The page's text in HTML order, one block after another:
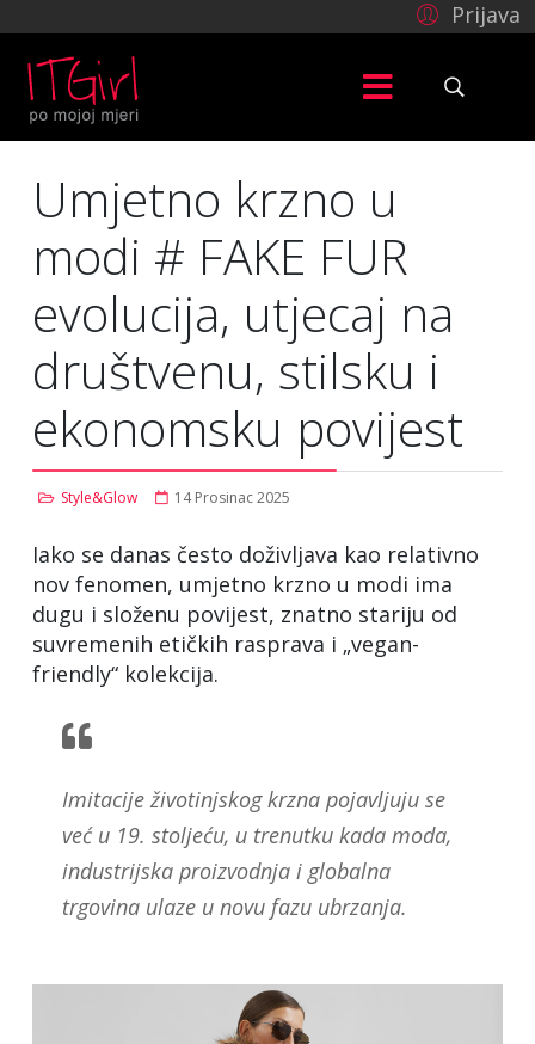
Prijava
Umjetno krzno u
modi # FAKE FUR
evolucija, utjecaj na
društvenu, stilsku i
ekonomsku povijest
Style&Glow 14 Prosinac 2025
Iako se danas često doživljava kao relativno
nov fenomen, umjetno krzno u modi ima
dugu i složenu povijest, znatno stariju od
suvremenih etičkih rasprava i „vegan-
friendly“ kolekcija.
Imitacije životinjskog krzna pojavljuju se
već u 19. stoljeću, u trenutku kada moda,
industrijska proizvodnja i globalna
trgovina ulaze u novu fazu ubrzanja.